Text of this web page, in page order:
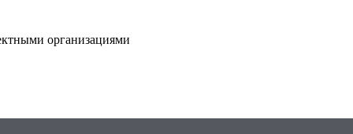
организациями